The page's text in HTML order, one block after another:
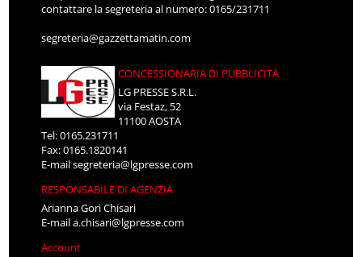
contattare la segreteria al numero: 0165/231711
segreteria@gazzettamatin.com
CONCESSIONARIA DI PUBBLICITÀ
LG PRESSE S.R.L.
via Festaz, 52
11100 AOSTA
Tel: 0165.231711
Fax: 0165.1820141
E-mailsegreteria@lgpresse.com
RESPONSABILE DI AGENZIA
Arianna Gori Chisari
E-maila.chisari@lgpresse.com
Account